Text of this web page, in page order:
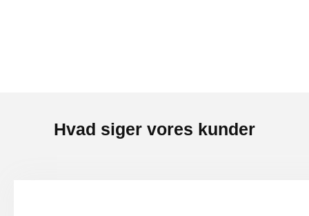
Hvad siger vores kunder